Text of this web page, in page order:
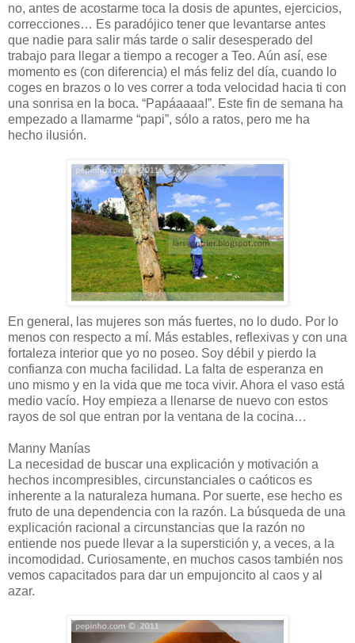
no, antes de acostarme toca la dosis de apuntes, ejercicios,
correcciones… Es paradójico tener que levantarse antes
que nadie para salir más tarde o salir desesperado del
trabajo para llegar a tiempo a recoger a Teo. Aún así, ese
momento es (con diferencia) el más feliz del día, cuando lo
coges en brazos o lo ves correr a toda velocidad hacia ti con
una sonrisa en la boca. “Papáaaaa!”. Este fin de semana ha
empezado a llamarme “papi”, sólo a ratos, pero me ha
hecho ilusión.
En general, las mujeres son más fuertes, no lo dudo. Por lo
menos con respecto a mí. Más estables, reflexivas y con una
fortaleza interior que yo no poseo. Soy débil y pierdo la
confianza con mucha facilidad. La falta de esperanza en
uno mismo y en la vida que me toca vivir. Ahora el vaso está
medio vacío. Hoy empieza a llenarse de nuevo con estos
rayos de sol que entran por la ventana de la cocina…
Manny Manías
La necesidad de buscar una explicación y motivación a
hechos incompresibles, circunstanciales o caóticos es
inherente a la naturaleza humana. Por suerte, ese hecho es
fruto de una dependencia con la razón. La búsqueda de una
explicación racional a circunstancias que la razón no
entiende nos puede llevar a la superstición y, a veces, a la
incomodidad. Curiosamente, en muchos casos también nos
vemos capacitados para dar un empujoncito al caos y al
azar.